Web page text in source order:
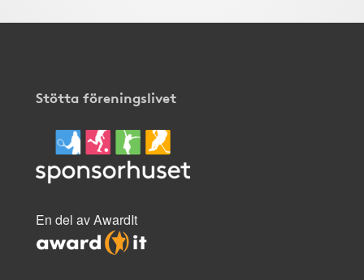
Stötta föreningslivet
En del av AwardIt